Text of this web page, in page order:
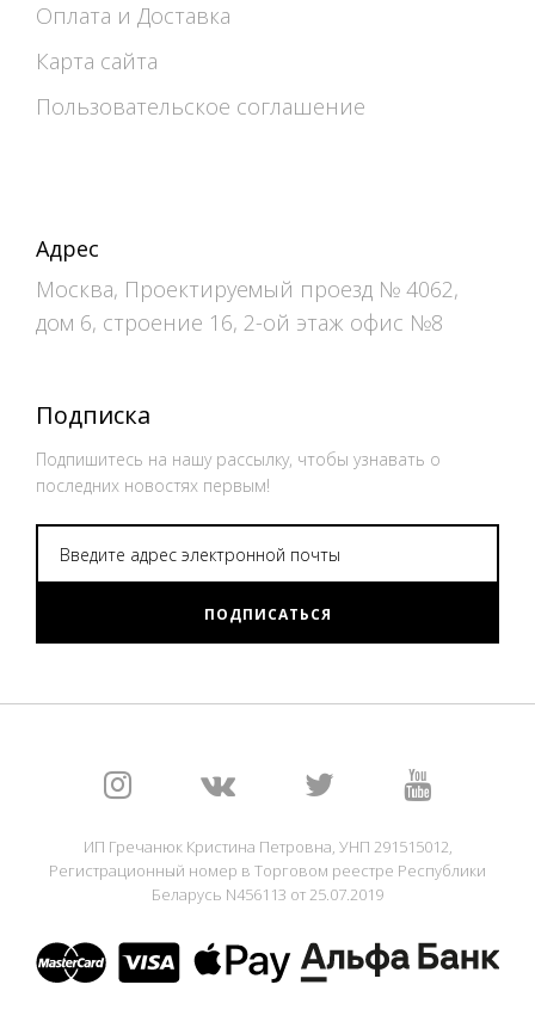
Оплата и Доставка
Карта сайта
Пользовательское соглашение
Адрес
Москва, Проектируемый проезд № 4062,
дом 6, строение 16, 2-ой этаж офис №8
Подписка
Подпишитесь на нашу рассылку, чтобы узнавать о
последних новостях первым!
ПОДПИСАТЬСЯ
ИП Гречанюк Кристина Петровна, УНП 291515012,
Регистрационный номер в Торговом реестре Республики
Беларусь N456113 от 25.07.2019